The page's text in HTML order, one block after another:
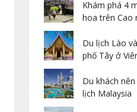
Khám phá 4
hoa trên Cao
Du lịch Lào
phố Tây ở
Du khách
lịch Malaysia